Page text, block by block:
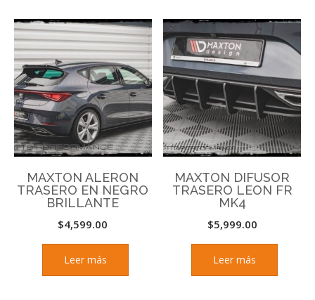
MAXTON ALERON
TRASERO EN NEGRO
BRILLANTE
$4,599.00
Leer más
MAXTON DIFUSOR
TRASERO LEON FR
MK4
$5,999.00
Leer más